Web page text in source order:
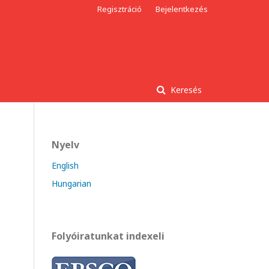
Keresés
Regisztráció Bejelentkezés
Nyelv
English
Hungarian
Folyóiratunkat indexeli